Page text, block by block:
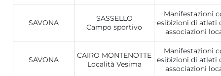
SAVONA
SASSELLO
Campo sportivo
Manifestazioni
esibizioni di atleti
associazioni
SAVONA
CAIRO MONTENOTTE
Località Vesima
Manifestazioni
esibizioni di atleti
associazioni